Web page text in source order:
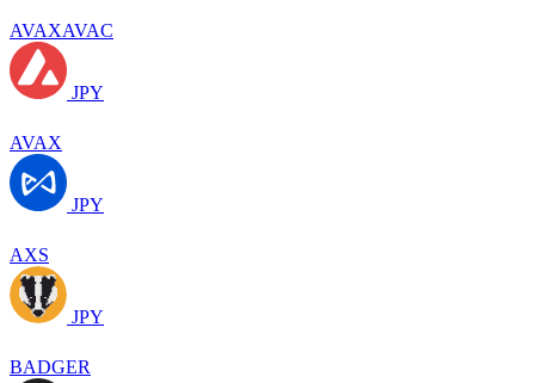
AVAXAVAC
JPY
AVAX
JPY
AXS
JPY
BADGER